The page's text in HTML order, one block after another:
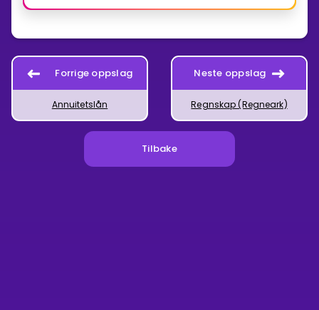
Forrige oppslag
Annuitetslån
Neste oppslag
Regnskap (Regneark)
Tilbake